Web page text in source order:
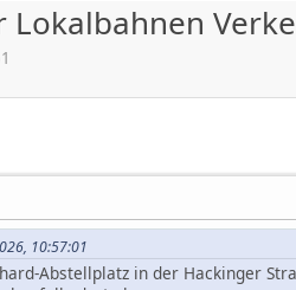
10:57:01
Abstellplatz in der Hackinger